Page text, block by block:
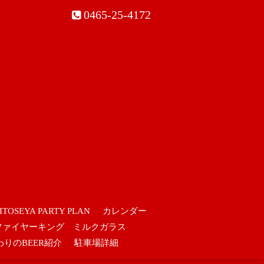
0465-25-4172
PARTY PLAN
カレンダー
ァイヤーキング ミルクガラス
りのBEER紹介
駐車場詳細